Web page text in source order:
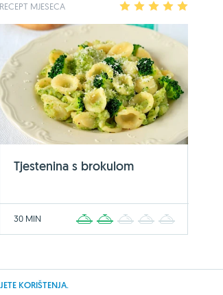
RECEPT MJESECA 2 3 4
Tjestenina s brokulom
30 MIN 2 3 4
KORIŠTENJA.